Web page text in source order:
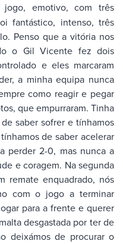
jogo, emotivo, com três
fantástico, intenso, três
Penso que a vitória nos
o Gil Vicente fez dois
e eles marcaram
a minha equipa nunca
como reagir e pegar
que empurraram. Tinha
saber sofrer e tínhamos
de saber acelerar
perder 2-0, mas nunca a
e coragem. Na segunda
remate enquadrado, nós
com o jogo a terminar
para a frente e querer
desgastada por ter de
deixámos de procurar o